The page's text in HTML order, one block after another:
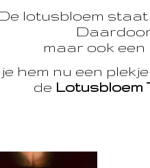
lotusbloem
maar ook een
hem nu een
de Lotusbloem